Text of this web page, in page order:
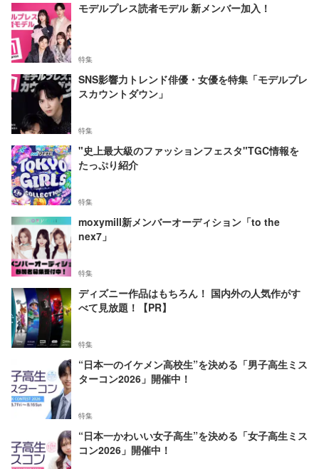
モデルプレス読者モデル 新メンバー加入！
特集
SNS影響力トレンド俳優・女優を特集「モデルプレ
スカウントダウン」
特集
"史上最大級のファッションフェスタ"TGC情報を
たっぷり紹介
特集
moxymill新メンバーオーディション「to the
nex7」
特集
ディズニー作品はもちろん！ 国内外の人気作がす
べて見放題！【PR】
特集
“日本一のイケメン高校生”を決める「男子高生ミス
ターコン2026」開催中！
特集
“日本一かわいい女子高生”を決める「女子高生ミス
コン2026」開催中！